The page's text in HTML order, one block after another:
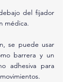
del fijador
médica.
se puede usar
barrera y un
adhesiva para